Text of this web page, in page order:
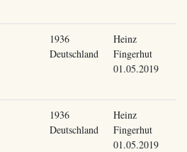
1936
Deutschland
Heinz
Fingerhut
01.05.2019
1936
Deutschland
Heinz
Fingerhut
01.05.2019